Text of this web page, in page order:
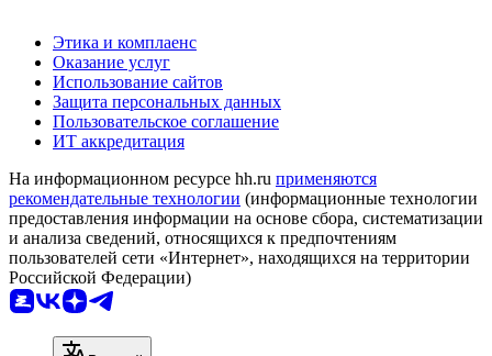
Этика и комплаенс
Оказание услуг
Использование сайтов
Защита персональных данных
Пользовательское соглашение
ИТ аккредитация
На информационном ресурсе hh.ru применяются
рекомендательные технологии (информационные технологии
предоставления информации на основе сбора, систематизации
и анализа сведений, относящихся к предпочтениям
пользователей сети «Интернет», находящихся на территории
Российской Федерации)